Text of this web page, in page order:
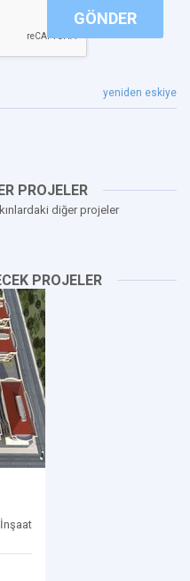
GÖNDER
yeniden eskiye
PROJELER
diğer projeler
PROJELER